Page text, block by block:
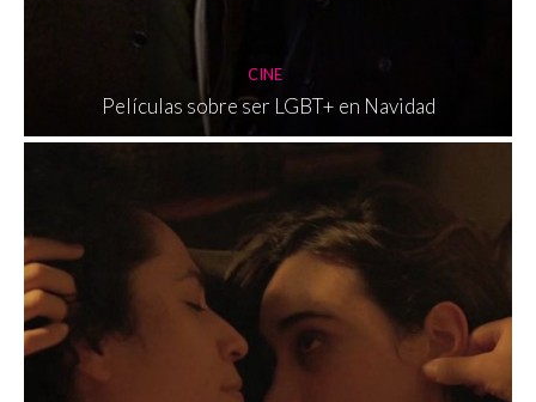
CINE
Películas sobre ser LGBT+ en Navidad